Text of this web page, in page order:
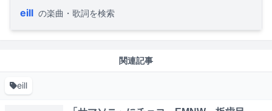
eill の楽曲・歌詞を検索
関連記事
eill